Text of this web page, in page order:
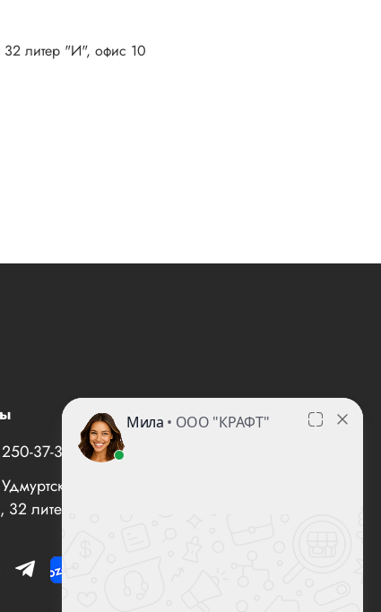
32 литер "И", офис 10
37-35
office@все-вентиляторы.рф
Республика, г. Ижевск, ул. 10 лет
32 литер "И", офис 10